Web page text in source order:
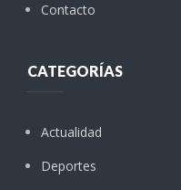
Contacto
CATEGORÍAS
Actualidad
Deportes